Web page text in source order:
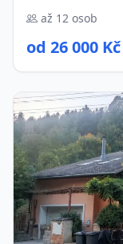
až 12 osob
od 26 000 Kč